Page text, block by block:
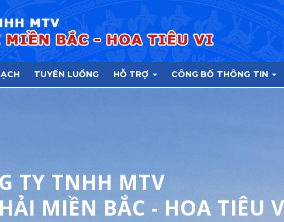
TUYẾN LUỒNG HỖ TRỢ CÔNG BỐ THÔNG TIN
TY TNHH MTV
MIỀN BẮC - HOA TIÊU
BẢO VỆ MÔI TRƯỜNG
THÔNG TIN TUYẾN
CHI NHÁNH
HOA TIÊU HÀNG HẢI